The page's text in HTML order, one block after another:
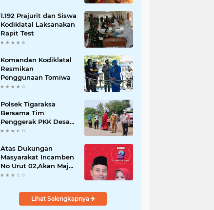
1.192 Prajurit dan Siswa
Kodiklatal Laksanakan
Rapit Test
Komandan Kodiklatal
Resmikan
Penggunaan Tomiwa
Polsek Tigaraksa
Bersama Tim
Penggerak PKK Desa
Jambe Bagikan
Pengguna Jalan
Atas Dukungan
Masyarakat Incamben
No Urut 02,Akan Maju
Untuk Memajukan
Lihat Selengkapnya